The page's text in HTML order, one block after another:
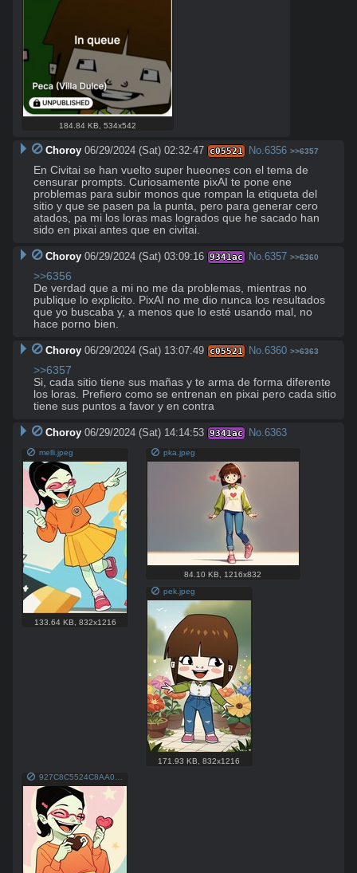
184.84 KB ,534x542
Choroy 06/29/2024 (Sat) 02:32:47 c05521 No.6356 >>6357
En Civitai se han vuelto super hueones con el tema de
censurar prompts. Curiosamente pixAI te pone ene
problemas para subir monos que rompan la etiqueta del
sitio y que se pasen pa la punta, pero para generar cero
atados, pa mi los loras mas logrados que he sacado han
sido en pixai antes que en civitai.
Choroy 06/29/2024 (Sat) 03:09:16 9341ac No.6357 >>6360
>>6356
De verdad que a mi no me da problemas, mientras no
publique lo explicito. PixAI no me dio nunca los resultados
que yo buscaba y, a menos que lo esté usando mal, no
hace porno bien.
Choroy 06/29/2024 (Sat) 13:07:49 c05521 No.6360 >>6363
>>6357
Si, cada sitio tiene sus mañas y te arma de forma diferente
los loras. Prefiero como se entrenan en pixai pero cada sitio
tiene sus puntos a favor y en contra
Choroy 06/29/2024 (Sat) 14:14:53 9341ac No.6363
melli.jpeg
133.64 KB, 832x1216
pka.jpeg
84.10 KB,1216x832
pek.jpeg
171.93 KB ,832x1216